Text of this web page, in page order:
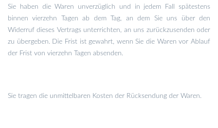
Sie haben die Waren unverzüglich und in jedem Fall spätestens
binnen vierzehn Tagen ab dem Tag, an dem Sie uns über den
Widerruf dieses Vertrags unterrichten, an uns zurückzusenden oder
zu übergeben. Die Frist ist gewahrt, wenn Sie die Waren vor Ablauf
der Frist von vierzehn Tagen absenden.
Sie tragen die unmittelbaren Kosten der Rücksendung der Waren.